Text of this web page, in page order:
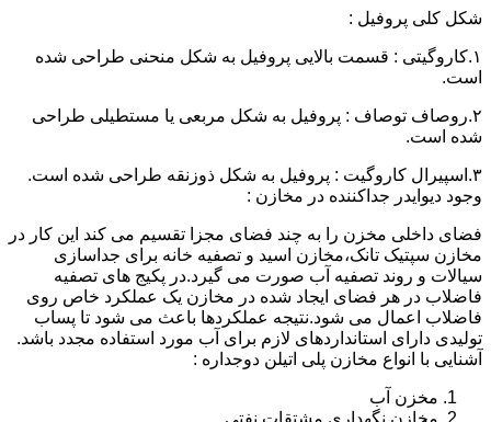
شکل کلی پروفیل :
۱.کاروگیتی : قسمت بالایی پروفیل به شکل منحنی طراحی شده
است.
۲.روصاف توصاف : پروفیل به شکل مربعی یا مستطیلی طراحی
شده است.
۳.اسپیرال کاروگیت : پروفیل به شکل ذوزنقه طراحی شده است.
وجود دیوایدر جداکننده در مخازن :
فضای داخلی مخزن را به چند فضای مجزا تقسیم می کند این کار در
مخازن سپتیک تانک،مخازن اسید و تصفیه خانه برای جداسازی
سیالات و روند تصفیه آب صورت می گیرد.در پکیج های تصفیه
فاضلاب در هر فضای ایجاد شده در مخازن یک عملکرد خاص روی
فاضلاب اعمال می شود.نتیجه عملکردها باعث می شود تا پساب
تولیدی دارای استانداردهای لازم برای آب مورد استفاده مجدد باشد.
آشنایی با انواع مخازن پلی اتیلن دوجداره :
مخزن آب
مخازن نگهداری مشتقات نفتی